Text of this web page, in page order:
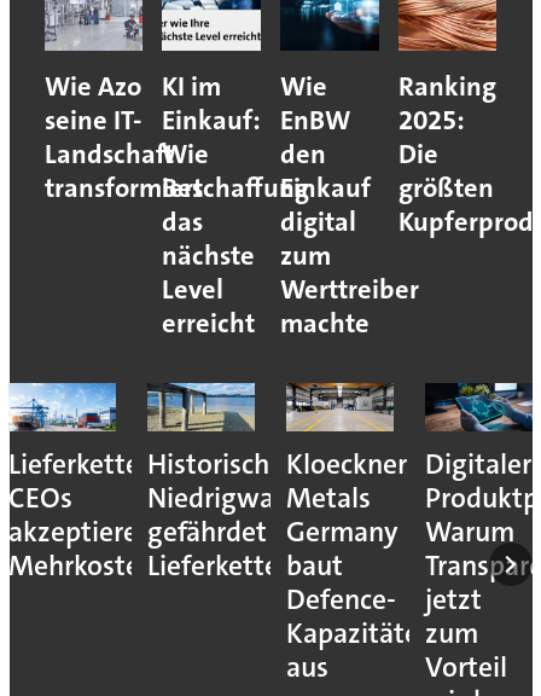
Wie Azo
seine IT-
Landschaft
transformiert
KI im
Einkauf:
Wie
Beschaffung
das
nächste
Level
erreicht
Wie
EnBW
den
Einkauf
digital
zum
Werttreiber
machte
Ranking
2025:
Die
größten
Lieferkettenresilienz:
CEOs
akzeptieren
Mehrkosten
Historisches
Niedrigwasser
gefährdet
Lieferketten
Kloeckner
Metals
Germany
baut
Defence-
Kapazitäten
aus
Digitaler
Warum
jetzt
zum
Vorteil